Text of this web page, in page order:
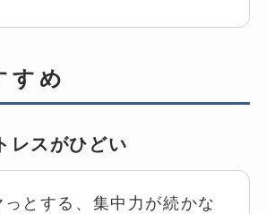
すめ
レスがひどい
とする、集中力が続かな